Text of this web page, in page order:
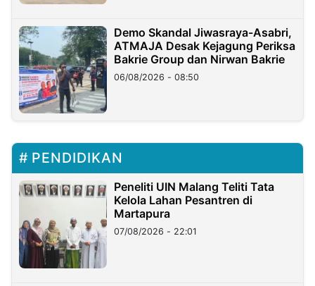
Demo Skandal Jiwasraya-Asabri,
ATMAJA Desak Kejagung Periksa
Bakrie Group dan Nirwan Bakrie
06/08/2026 - 08:50
PENDIDIKAN
Peneliti UIN Malang Teliti Tata
Kelola Lahan Pesantren di
Martapura
07/08/2026 - 22:01